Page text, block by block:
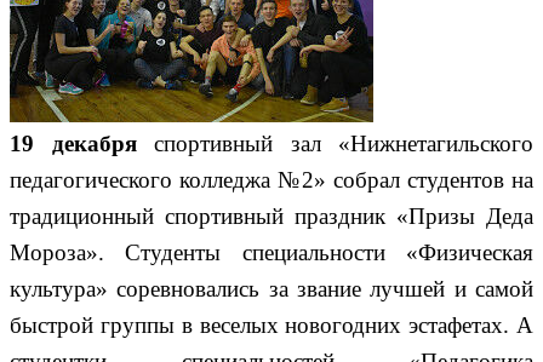
19 декабряспортивный зал «Нижнетагильского
педагогического колледжа №2» собрал студентов на
традиционный спортивный праздник «Призы Деда
Мороза». Студенты специальности «Физическая
культура» соревновались за звание лучшей и самой
быстрой группы в веселых новогодних эстафетах. А